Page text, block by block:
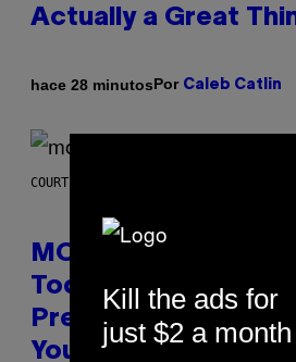
Actually a Great
hace 28 minutosPor Caleb Catlin
COURTESY OF MOOD
MOOD’s 4th
Today— Get Up to
Prerolls, Flower,
You Can
Kill the ads for
just $2 a month